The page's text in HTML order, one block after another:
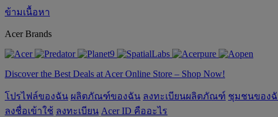
ข้ามเนื้อหา
Acer Brands
Discover the Best Deals at Acer Online Store – Shop Now!
โปรไฟล์ของฉัน ผลิตภัณฑ์ของฉัน ลงทะเบียนผลิตภัณฑ์ ชุมชนของ
ลงชื่อเข้าใช้ ลงทะเบียน Acer ID คืออะไร